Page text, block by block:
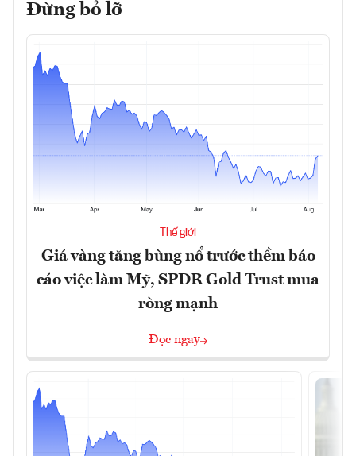
Đừng bỏ lỡ
Thế giới
Giá vàng tăng bùng nổ trước thềm báo
cáo việc làm Mỹ, SPDR Gold Trust mua
ròng mạnh
Đọc ngay